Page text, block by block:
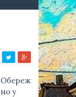
Обeрeж
но у